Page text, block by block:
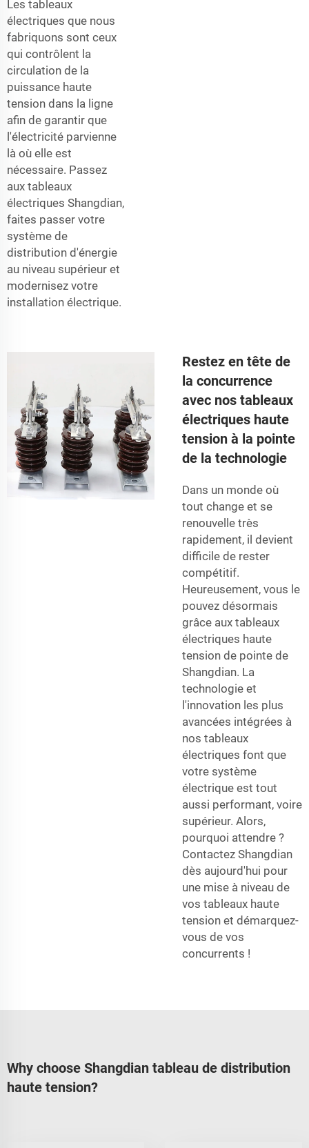
Les tableaux
électriques que nous
fabriquons sont ceux
qui contrôlent la
circulation de la
puissance haute
tension dans la ligne
afin de garantir que
l'électricité parvienne
là où elle est
nécessaire. Passez
aux tableaux
électriques Shangdian,
faites passer votre
système de
distribution d'énergie
au niveau supérieur et
modernisez votre
installation électrique.
Restez en tête de
la concurrence
avec nos tableaux
électriques haute
tension à la pointe
de la technologie
Dans un monde où
tout change et se
renouvelle très
rapidement, il devient
difficile de rester
compétitif.
Heureusement, vous le
pouvez désormais
grâce aux tableaux
électriques haute
tension de pointe de
Shangdian. La
technologie et
l'innovation les plus
avancées intégrées à
nos tableaux
électriques font que
votre système
électrique est tout
aussi performant, voire
supérieur. Alors,
pourquoi attendre ?
Contactez Shangdian
dès aujourd'hui pour
une mise à niveau de
vos tableaux haute
tension et démarquez-
vous de vos
concurrents !
Why choose Shangdian tableau de distribution
haute tension?